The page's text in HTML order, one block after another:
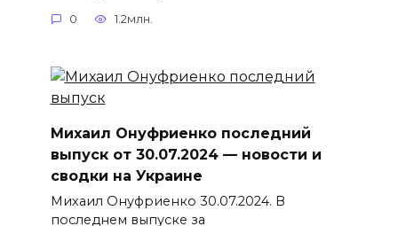
0 1.2млн.
Михаил Онуфриенко последний
выпуск от 30.07.2024 — новости и
сводки на Украине
Михаил Онуфриенко 30.07.2024. В
последнем выпуске за